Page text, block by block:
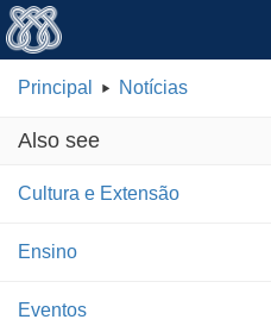
Principal Notícias
Also see
Cultura e Extensão
Ensino
Eventos